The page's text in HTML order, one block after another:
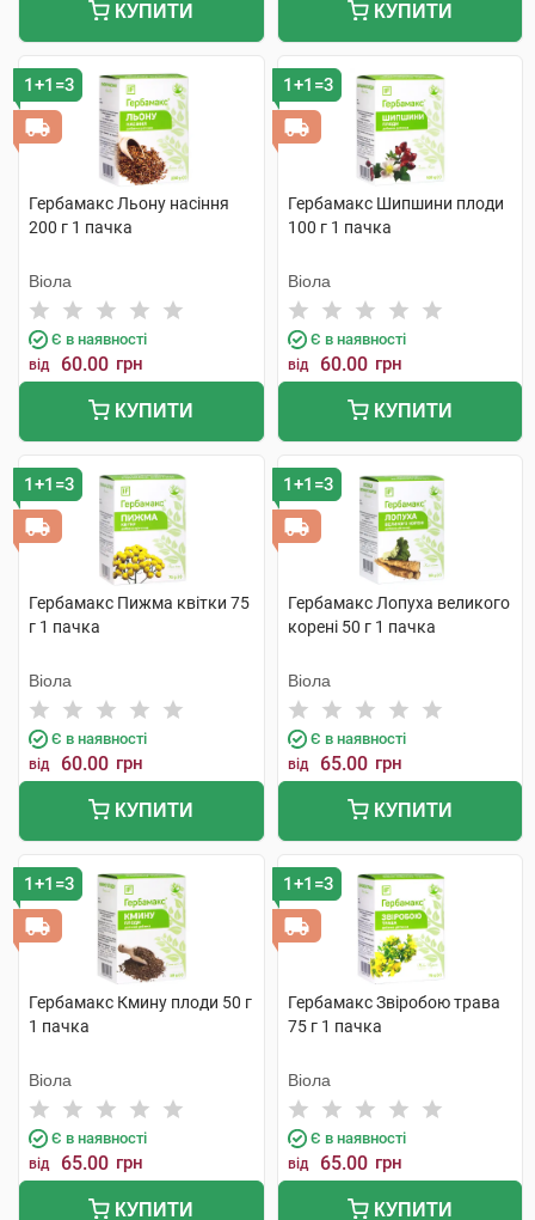
КУПИТИ КУПИТИ
1+1=3
Гербамакс Льону насіння
200 г 1 пачка
Віола
Є в наявності
від 60.00 грн
КУПИТИ
1+1=3
Гербамакс Шипшини плоди
100 г 1 пачка
Віола
Є в наявності
від 60.00 грн
КУПИТИ
1+1=3
Гербамакс Пижма квітки 75
г 1 пачка
Віола
Є в наявності
від 60.00 грн
КУПИТИ
1+1=3
Гербамакс Лопуха великого
корені 50 г 1 пачка
Віола
Є в наявності
від 65.00 грн
КУПИТИ
1+1=3
Гербамакс Кмину плоди 50 г
1 пачка
Віола
Є в наявності
від 65.00 грн
КУПИТИ
1+1=3
Гербамакс Звіробою трава
75 г 1 пачка
Віола
Є в наявності
від 65.00 грн
КУПИТИ